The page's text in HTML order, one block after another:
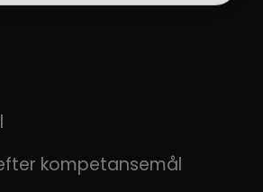
kompetansemål